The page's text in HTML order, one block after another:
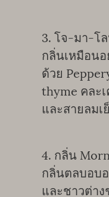
3. โจ-มา-โ
กลิ่นเหมือน
ด้วย
thyme คละ
และสายลม
4. กลิ่น
กลิ่นตลบอบ
และชาวต่า